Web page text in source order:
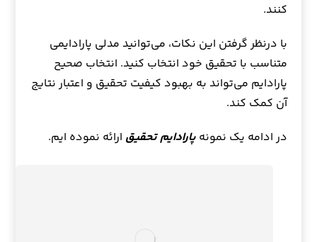
کنند.
با درنظر گرفتن این نکات، می‌توانید مدلی پارادایمی
متناسب با تحقیق خود انتخاب کنید. انتخاب صحیح
پارادایم می‌تواند به بهبود کیفیت تحقیق و اعتبار نتایج
آن کمک کند.
در ادامه یک نمونهپارادایم تحقیق ارائه نموده ایم.